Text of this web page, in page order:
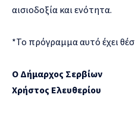
αισιοδοξία και ενότητα.
*Το πρόγραμμα αυτό έχει
Ο Δήμαρχος Σερβίων
Χρήστος Ελευθερίου